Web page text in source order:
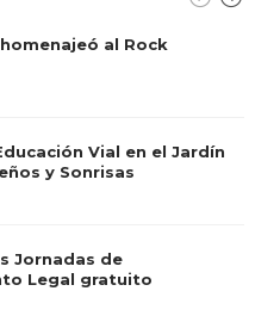
al Rock
Vial en el Jardín
y Sonrisas
Jornadas de
Legal gratuito